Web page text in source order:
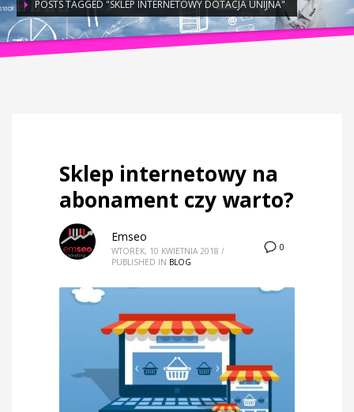
POSTS TAGGED "SKLEP INTERNETOWY DOTACJA UNIJNA"
Tag: sklep internetowy dotacja unijna
Sklep internetowy na
abonament czy warto?
0
Emseo
WTOREK, 10 KWIETNIA 2018 /
PUBLISHED IN BLOG